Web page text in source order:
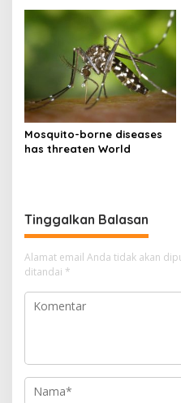
2029, Cici Halimah dan
Muklis
Mosquito-borne diseases
has threaten World
Tinggalkan Balasan
Alamat email Anda tidak akan
ditandai *